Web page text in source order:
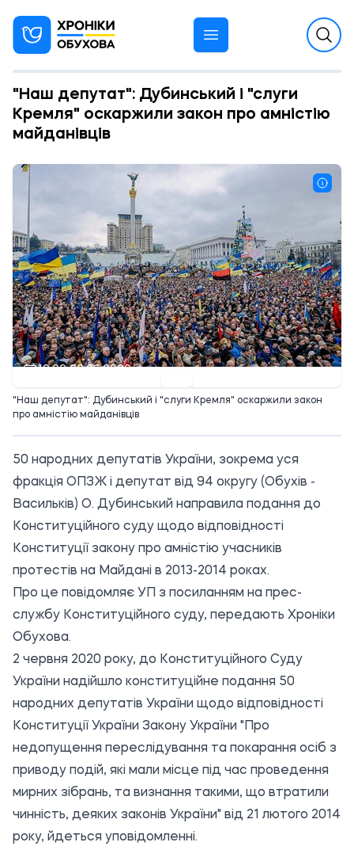
"Наш депутат": Дубинський і "слуги
Кремля" оскаржили закон про амністію
майданівців
19:02 02.06.2020
"Наш депутат": Дубинський і "слуги Кремля" оскаржили закон
про амністію майданівців
50 народних депутатів України, зокрема уся
фракція ОПЗЖ і депутат від 94 округу (Обухів -
Васильків) О. Дубинський направила подання до
Конституційного суду щодо відповідності
Конституції закону про амністію учасників
протестів на Майдані в 2013-2014 роках.
Про це повідомляє УП з посиланням на прес-
службу Конституційного суду, передають Хроніки
Обухова.
2 червня 2020 року, до Конституційного Суду
України надійшло конституційне подання 50
народних депутатів України щодо відповідності
Конституції України Закону України "Про
недопущення переслідування та покарання осіб з
приводу подій, які мали місце під час проведення
мирних зібрань, та визнання такими, що втратили
чинність, деяких законів України" від 21 лютого 2014
року, йдеться уповідомленні.